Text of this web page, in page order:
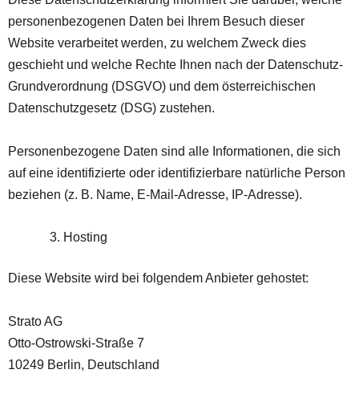
personenbezogenen Daten bei Ihrem Besuch dieser
Website verarbeitet werden, zu welchem Zweck dies
geschieht und welche Rechte Ihnen nach der Datenschutz-
Grundverordnung (DSGVO) und dem österreichischen
Datenschutzgesetz (DSG) zustehen.
Personenbezogene Daten sind alle Informationen, die sich
auf eine identifizierte oder identifizierbare natürliche Person
beziehen (z. B. Name, E-Mail-Adresse, IP-Adresse).
Hosting
Diese Website wird bei folgendem Anbieter gehostet:
Strato AG
Otto-Ostrowski-Straße 7
10249 Berlin, Deutschland